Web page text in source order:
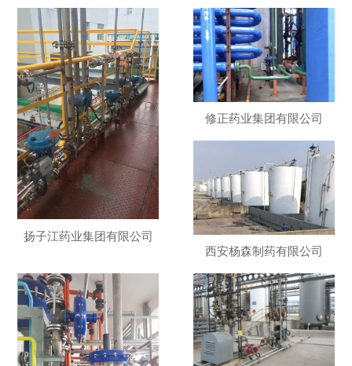
扬子江药业集团有限公司
修正药业集团有限公司
西安杨森制药有限公司